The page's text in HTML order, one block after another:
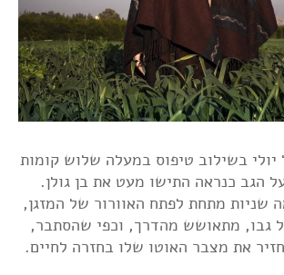
בשילוב טיפוס במעלה שלוש קומות
הגב כנראה התישו מעט את בן גולן.
שניות מתחת לפתח האוורור של המזגן,
גבו, מתאושש מהדרך, וכפי שהסתבר,
את מצבר האוטו שלו בחזרה לחיים.